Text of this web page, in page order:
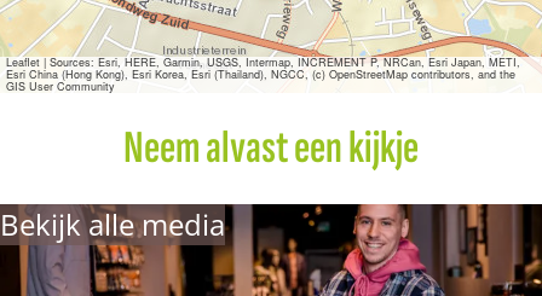
Leaflet|Sources: Esri, HERE, Garmin, USGS, Intermap, INCREMENT P, NRCan, Esri Japan, METI,
Esri China (Hong Kong), Esri Korea, Esri (Thailand), NGCC, (c) OpenStreetMap contributors, and the
GIS User Community
Neem alvast een kijkje
Bekijk alle media